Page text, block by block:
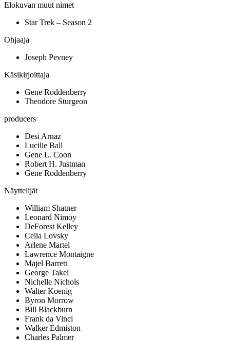
Elokuvan muut nimet
Star Trek – Season 2
Ohjaaja
Joseph Pevney
Käsikirjoittaja
Gene Roddenberry
Theodore Sturgeon
producers
Desi Arnaz
Lucille Ball
Gene L. Coon
Robert H. Justman
Gene Roddenberry
Näyttelijät
William Shatner
Leonard Nimoy
DeForest Kelley
Celia Lovsky
Arlene Martel
Lawrence Montaigne
Majel Barrett
George Takei
Nichelle Nichols
Walter Koenig
Byron Morrow
Bill Blackburn
Frank da Vinci
Walker Edmiston
Charles Palmer